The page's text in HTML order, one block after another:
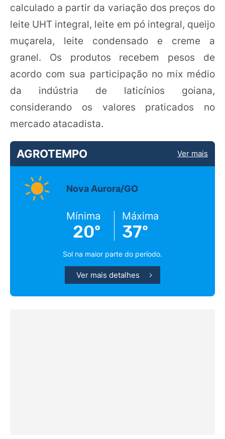
calculado a partir da variação dos preços do
leite UHT integral, leite em pó integral, queijo
muçarela, leite condensado e creme a
granel. Os produtos recebem pesos de
acordo com sua participação no mix médio
da indústria de laticínios goiana,
considerando os valores praticados no
mercado atacadista.
AGROTEMPO Ver mais
Nova Aurora/GO
Mínima
20º
Máxima
37º
Sol na maior parte do período.
Ver mais detalhes